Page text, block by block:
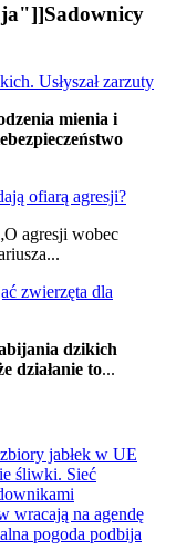
Usłyszał zarzuty
mienia i
ofiarą agresji?
agresji wobec
zwierzęta dla
dzikich
działanie to...
jabłek w UE
śliwki. Sieć
wracają na agendę
pogoda podbija